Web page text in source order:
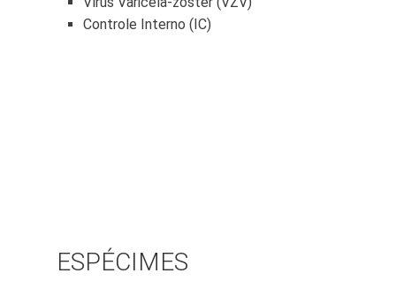
Controle Interno (IC)
ESPÉCIMES